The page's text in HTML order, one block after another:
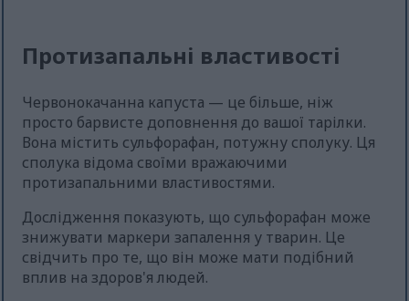
Протизапальні властивості
Червонокачанна капуста — це більше, ніж
просто барвисте доповнення до вашої тарілки.
Вона містить сульфорафан, потужну сполуку. Ця
сполука відома своїми вражаючими
протизапальними властивостями.
Дослідження показують, що сульфорафан може
знижувати маркери запалення у тварин. Це
свідчить про те, що він може мати подібний
вплив на здоров'я людей.